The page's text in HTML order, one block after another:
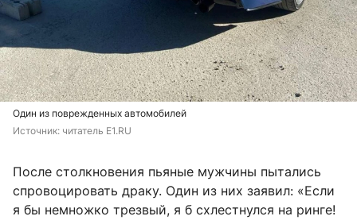
Один из поврежденных автомобилей
Источник: читатель E1.RU
После столкновения пьяные мужчины пытались
спровоцировать драку. Один из них заявил: «Если
я бы немножко трезвый, я б схлестнулся на ринге!